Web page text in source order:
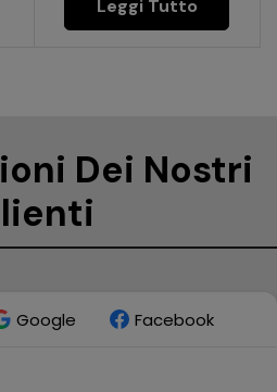
Leggi Tutto
Dei Nostri
Google Facebook